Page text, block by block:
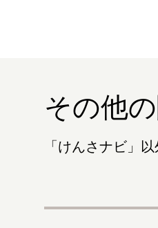
その他
「けんさナビ」